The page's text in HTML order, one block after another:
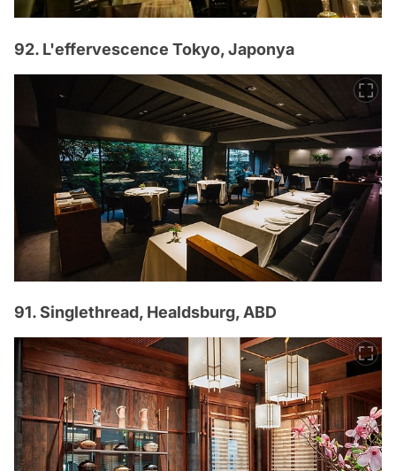
92. L'effervescence Tokyo, Japonya
91. Singlethread, Healdsburg, ABD